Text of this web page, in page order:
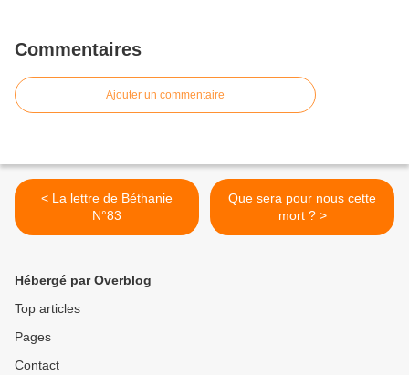
Commentaires
Ajouter un commentaire
< La lettre de Béthanie
N°83
Que sera pour nous cette
mort ? >
Hébergé par Overblog
Top articles
Pages
Contact